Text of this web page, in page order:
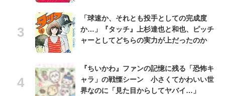
「球速か、それとも投手としての完成度
か…」『タッチ』上杉達也と和也、ピッチ
ャーとしてどちらの実力が上だったのか
『ちいかわ』ファンの記憶に残る「恐怖キ
ャラ」の戦慄シーン 小さくてかわいい世
界なのに「見た目からしてヤバイ…」